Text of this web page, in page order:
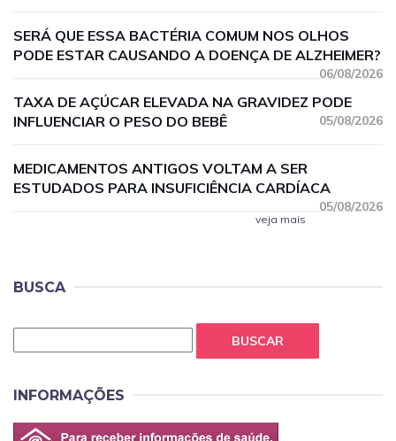
SERÁ QUE ESSA BACTÉRIA COMUM NOS OLHOS
PODE ESTAR CAUSANDO A DOENÇA DE ALZHEIMER?
06/08/2026
TAXA DE AÇÚCAR ELEVADA NA GRAVIDEZ PODE
INFLUENCIAR O PESO DO BEBÊ
05/08/2026
MEDICAMENTOS ANTIGOS VOLTAM A SER
ESTUDADOS PARA INSUFICIÊNCIA CARDÍACA
05/08/2026
veja mais
BUSCA
BUSCAR
INFORMAÇÕES